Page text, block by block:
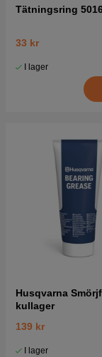
Tätningsring
33 kr
I lager
Husqvarna
kullager
139 kr
I lager